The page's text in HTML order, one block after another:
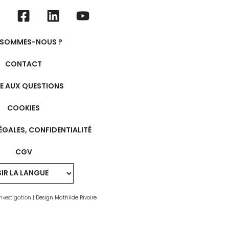
NOUS ?
CONTACT
AUX QUESTIONS
COOKIES
CONFIDENTIALITÉ
CGV
| Design Mathilde Rivoire